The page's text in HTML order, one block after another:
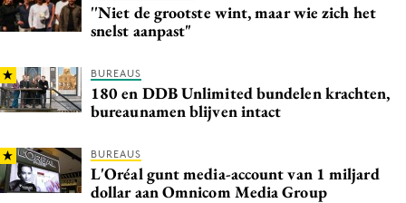
''Niet de grootste wint, maar wie zich het
snelst aanpast"
BUREAUS
180 en DDB Unlimited bundelen krachten,
bureaunamen blijven intact
BUREAUS
L'Oréal gunt media-account van 1 miljard
dollar aan Omnicom Media Group